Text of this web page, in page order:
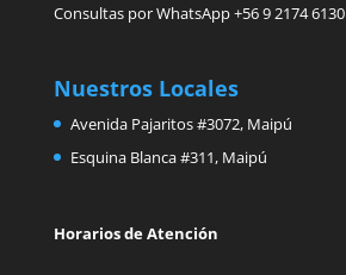
Consultas por WhatsApp +56 9 2174 6130
Nuestros Locales
Avenida Pajaritos #3072, Maipú
Esquina Blanca #311, Maipú
Horarios de Atención